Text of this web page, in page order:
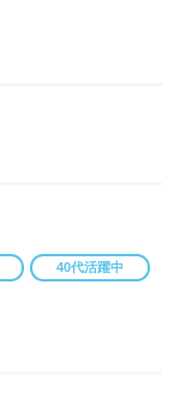
40代活躍中